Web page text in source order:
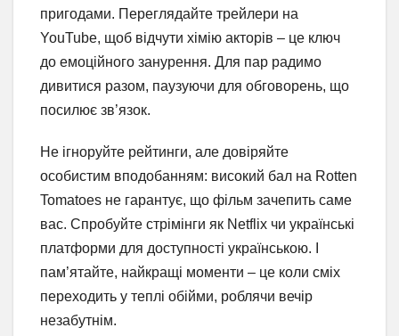
пригодами. Переглядайте трейлери на
YouTube, щоб відчути хімію акторів – це ключ
до емоційного занурення. Для пар радимо
дивитися разом, паузуючи для обговорень, що
посилює зв’язок.
Не ігноруйте рейтинги, але довіряйте
особистим вподобанням: високий бал на Rotten
Tomatoes не гарантує, що фільм зачепить саме
вас. Спробуйте стрімінги як Netflix чи українські
платформи для доступності українською. І
пам’ятайте, найкращі моменти – це коли сміх
переходить у теплі обійми, роблячи вечір
незабутнім.